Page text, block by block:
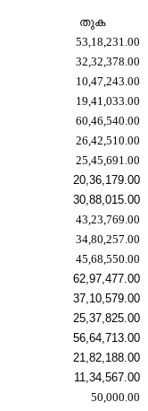
തുക
53,18,231.00
32,32,378.00
10,47,243.00
19,41,033.00
60,46,540.00
26,42,510.00
25,45,691.00
20,36,179.00
30,88,015.00
43,23,769.00
34,80,257.00
45,68,550.00
62,97,477.00
37,10,579.00
25,37,825.00
56,64,713.00
21,82,188.00
11,34,567.00
50,000.00